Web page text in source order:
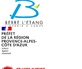
Berre l'Etang